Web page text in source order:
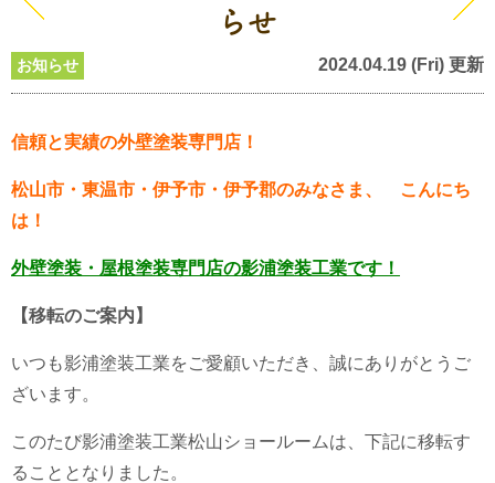
らせ
お知らせ 2024.04.19 (Fri) 更新
信頼と実績の外壁塗装専門店！
松山市・東温市・伊予市・伊予郡のみなさま、 こんにち
は！
外壁塗装・屋根塗装専門店の影浦塗装工業です！
【移転のご案内】
いつも影浦塗装工業をご愛顧いただき、誠にありがとうご
ざいます。
このたび影浦塗装工業松山ショールームは、下記に移転す
ることとなりました。